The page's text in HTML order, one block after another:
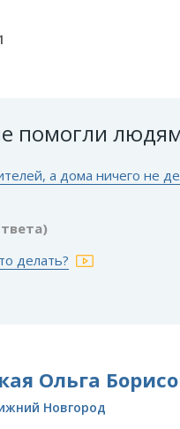
помогли
а дома ничего не
делать?
Ольга
Новгород